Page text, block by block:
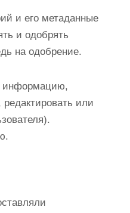
и его метаданные
и одобрять
на одобрение.
информацию,
или